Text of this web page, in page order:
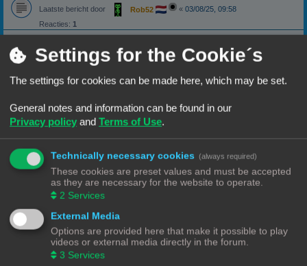
Laatste bericht door Rob52 « 03/08/25, 09:58
Reacties: 1
dikker printen
Laatste bericht door
Outliner «15/06/25, 19:44
Reacties:5
Laatste bericht door Grinder «27/02/25, 10:42
Reacties:5
Cura vraagje
help
Laatste bericht door
Puffeltje
11/03/24, 12:09
Reacties:
Citeren of quoten
Laatste bericht door
Lange stukken programmeertaal posten.
Hoe blijven lange stukken code of programmeertaal leesbaar.
Settings for the Cookie´s
The settings for cookies can be made here, which may be set.
General notes and information can be found in our
Privacy policy and Terms of Use.
Technically necessary cookies (always required)
These cookies are preset values and must be accepted
as they are necessary for the website to operate.
2 Services
External Media
Options are provided here that make it possible to play
videos or external media directly in the forum.
3 Services